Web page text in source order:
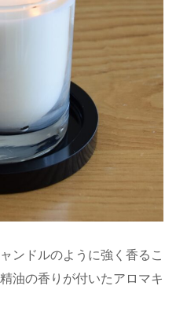
ンドルのように強く香るこ
油の香りが付いたアロマキ